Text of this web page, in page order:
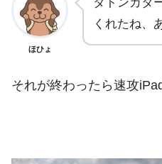
ほひょ
タトンカタ
くれたね、
それが終わったら速攻